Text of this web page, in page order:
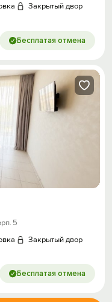
Закрытый двор
Бесплатая отмена
5
Закрытый двор
Бесплатая отмена